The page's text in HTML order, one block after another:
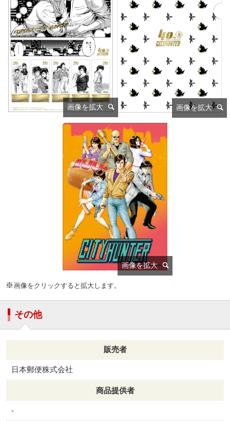
画像をクリックすると拡大します。
その他
販売者
日本郵便株式会社
商品提供者
-